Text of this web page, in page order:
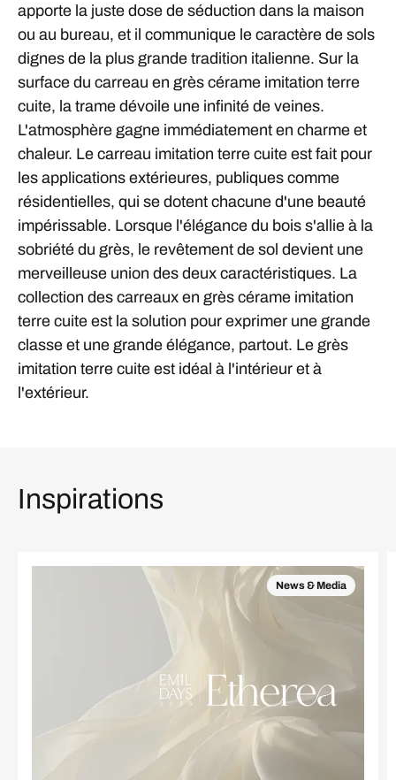
apporte la juste dose de séduction dans la maison
ou au bureau, et il communique le caractère de sols
dignes de la plus grande tradition italienne. Sur la
surface du carreau en grès cérame imitation terre
cuite, la trame dévoile une infinité de veines.
L'atmosphère gagne immédiatement en charme et
chaleur. Le carreau imitation terre cuite est fait pour
les applications extérieures, publiques comme
résidentielles, qui se dotent chacune d'une beauté
impérissable. Lorsque l'élégance du bois s'allie à la
sobriété du grès, le revêtement de sol devient une
merveilleuse union des deux caractéristiques. La
collection des carreaux en grès cérame imitation
terre cuite est la solution pour exprimer une grande
classe et une grande élégance, partout. Le grès
imitation terre cuite est idéal à l'intérieur et à
l'extérieur.
Inspirations
News & Media